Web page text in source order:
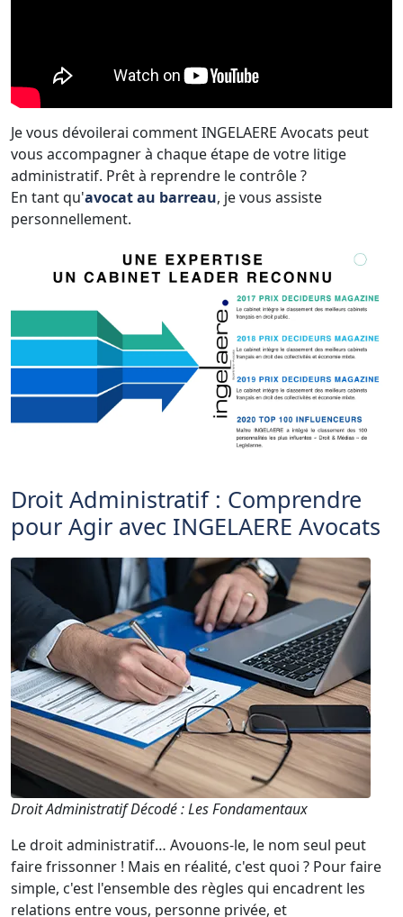
Je vous dévoilerai comment INGELAERE Avocats peut
vous accompagner à chaque étape de votre litige
administratif. Prêt à reprendre le contrôle ?
En tant qu'avocat au barreau, je vous assiste
personnellement.
Droit Administratif : Comprendre
pour Agir avec INGELAERE Avocats
Droit Administratif Décodé : Les Fondamentaux
Le droit administratif… Avouons-le, le nom seul peut
faire frissonner ! Mais en réalité, c'est quoi ? Pour faire
simple, c'est l'ensemble des règles qui encadrent les
relations entre vous, personne privée, et